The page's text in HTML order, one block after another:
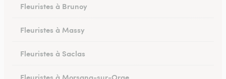
Fleuristes à Brunoy
Fleuristes à Massy
Fleuristes à Saclas
Fleuristes à Morsang-sur-Orge